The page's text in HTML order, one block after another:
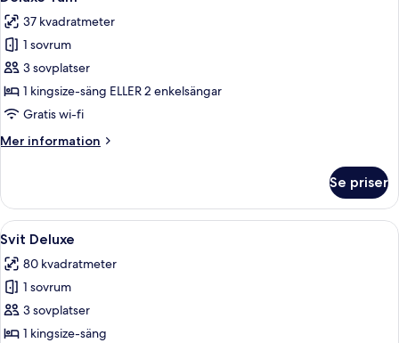
alla
foton
för
Deluxe-
rum
37 kvadratmeter
1 sovrum
3 sovplatser
1 kingsize-säng ELLER 2 enkelsängar
Gratis wi-fi
Mer information
Mer
rum
Se priser
Öppna
alla
foton
för
Svit
Deluxe
En modern hotellobby med
4
Svit Deluxe
80 kvadratmeter
1 sovrum
3 sovplatser
1 kingsize-säng